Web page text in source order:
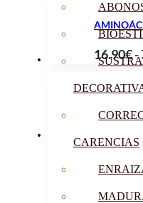
CARENCIAS
16.90€-